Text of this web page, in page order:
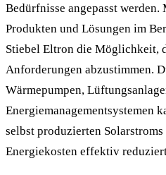
Bedürfnisse angepasst
Produkten und Lösungen im
Stiebel Eltron die Möglichkeit,
Anforderungen abzustimmen.
Wärmepumpen,
Energiemanagementsystemen
selbst produzierten
Energiekosten effektiv